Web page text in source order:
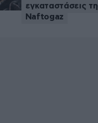
εγκαταστάσεις
Naftogaz